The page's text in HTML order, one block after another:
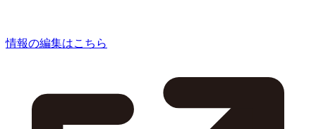
情報の編集はこちら